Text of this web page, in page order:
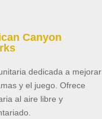
Canyon
dedicada a mejorar
y el juego. Ofrece
al aire libre y